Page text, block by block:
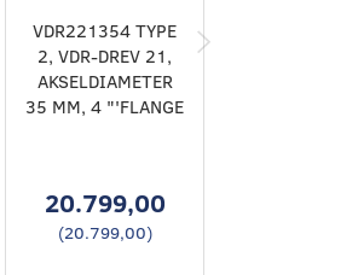
VDR221354 TYPE
2, VDR-DREV 21,
AKSELDIAMETER
35 MM, 4 "'FLANGE
20.799,00
(20.799,00)